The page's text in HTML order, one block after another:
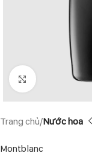
Click to
Trang chủ Nước hoa
Montblanc